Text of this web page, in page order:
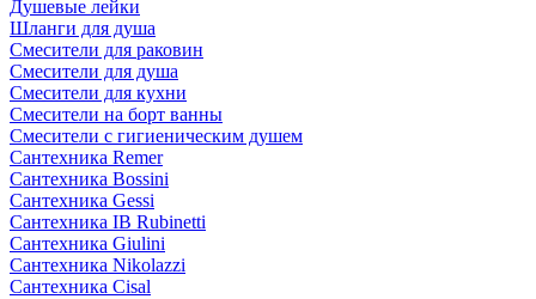
Душевые лейки
Шланги для душа
Смесители для раковин
Смесители для душа
Смесители для кухни
Смесители на борт ванны
Смесители с гигиеническим душем
Сантехника Remer
Сантехника Bossini
Сантехника Gessi
Сантехника IB Rubinetti
Сантехника Giulini
Сантехника Nikolazzi
Сантехника Cisal